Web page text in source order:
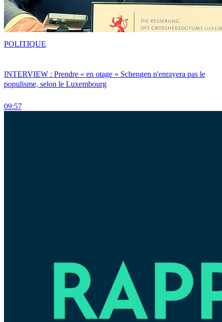
INTERVIEW : Prendre « en otage » Schengen n'enrayera pas le
populisme, selon le Luxembourg
09:57
POLITIQUE